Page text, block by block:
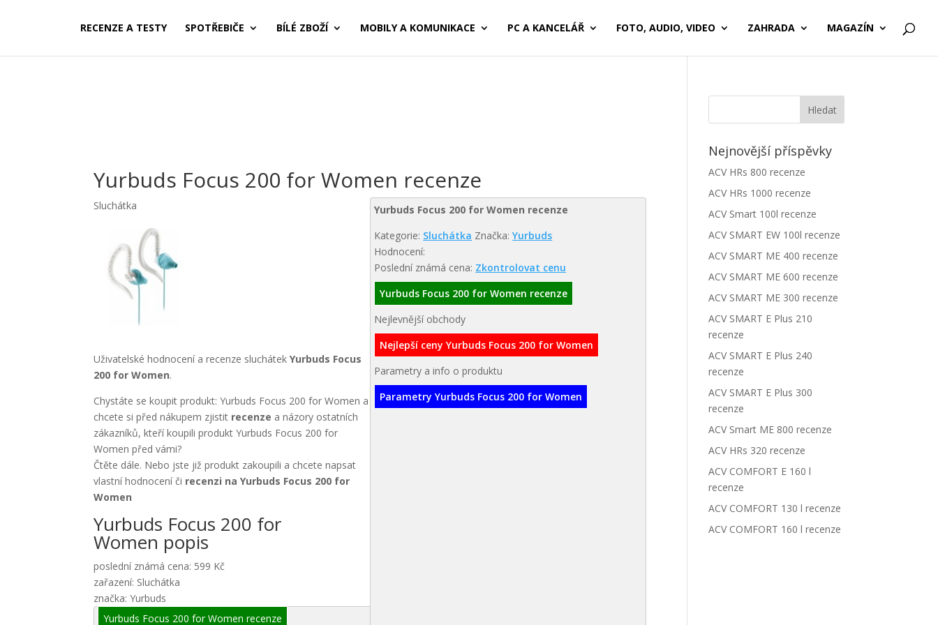
RECENZE A TESTY SPOTŘEBIČE BÍLÉ ZBOŽÍ MOBILY A KOMUNIKACE PC A KANCELÁŘ FOTO, AUDIO, VIDEO ZAHRADA MAGAZÍN
Yurbuds Focus 200 for Women recenze
Yurbuds Focus 200 for Women recenze
Kategorie: Sluchátka Značka:Yurbuds
Hodnocení:
Poslední známá cena: Zkontrolovat cenu
Yurbuds Focus 200 for Women recenze
Nejlevnější obchody
Nejlepší ceny Yurbuds Focus 200 for Women
Parametry a info o produktu
Parametry Yurbuds Focus 200 for Women
Sluchátka
Uživatelské hodnocení a recenze sluchátekYurbuds Focus
200 for Women.
Chystáte se koupit produkt: Yurbuds Focus 200 for Women a
chcete si před nákupem zjistit recenze a názory ostatních
zákazníků, kteří koupili produkt Yurbuds Focus 200 for
Women před vámi?
Čtěte dále. Nebo jste již produkt zakoupili a chcete napsat
vlastní hodnocení či recenzi na Yurbuds Focus 200 for
Women
Yurbuds Focus 200 for
Women popis
poslední známá cena: 599 Kč
zařazení: Sluchátka
značka: Yurbuds
Yurbuds Focus 200 for Women recenze
Nejnovější příspěvky
ACV HRs 800 recenze
ACV HRs 1000 recenze
ACV Smart 100l recenze
ACV SMART EW 100l recenze
ACV SMART ME 400 recenze
ACV SMART ME 600 recenze
ACV SMART ME 300 recenze
ACV SMART E Plus 210
recenze
ACV SMART E Plus 240
recenze
ACV SMART E Plus 300
recenze
ACV Smart ME 800 recenze
ACV HRs 320 recenze
ACV COMFORT E 160 l
recenze
ACV COMFORT 130 l recenze
ACV COMFORT 160 l recenze